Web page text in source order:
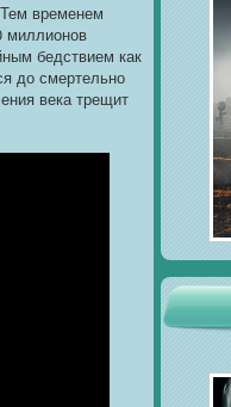
временем
миллионов
бедствием как
до смертельно
века трещит